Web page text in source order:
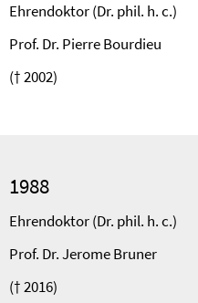
Ehrendoktor (Dr. phil. h. c.)
Prof. Dr. Pierre Bourdieu
(† 2002)
1988
Ehrendoktor (Dr. phil. h. c.)
Prof. Dr. Jerome Bruner
(† 2016)